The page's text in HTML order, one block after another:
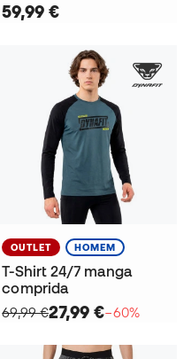
59,99 €
OUTLET HOMEM
T-Shirt 24/7 manga
comprida
69,99 €27,99 €−60%